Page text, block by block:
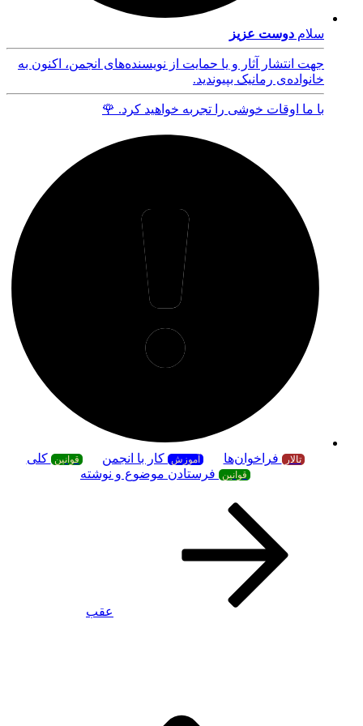
سلام دوست عزیز
جهت انتشار آثار و یا حمایت از نویسنده‌های انجمن، اکنون به
خانواده‌ی رمانیک بپیوندید.
با ما اوقات خوشی را تجربه خواهید کرد. 🌹
تالار فراخوان‌ها آموزش کار با انجمن قوانین کلی
قوانین فرستادن موضوع و نوشته
عقب